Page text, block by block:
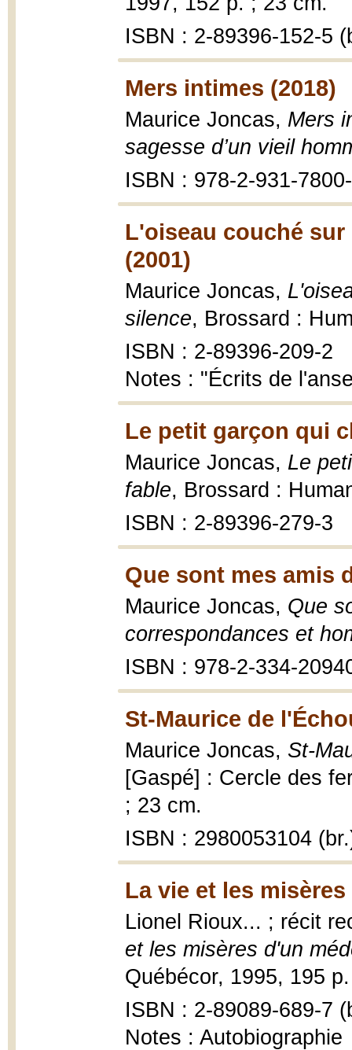
ISBN : 2-89396-152-5
Mers intimes (2018)
Maurice Joncas, Mers
sagesse d’un vieil
ISBN : 978-2-931-
L'oiseau couché
(2001)
Maurice Joncas,
silence, Brossard :
ISBN : 2-89396-209-2
Notes : "Écrits de
Le petit garçon qui
Maurice Joncas, Le
fable, Brossard :
ISBN : 2-89396-279-3
Que sont mes amis
Maurice Joncas, Que
correspondances et
ISBN : 978-2-334-
St-Maurice de
Maurice Joncas, St-
[Gaspé] : Cercle des
; 23 cm.
ISBN : 2980053104
La vie et les
Lionel Rioux... ; récit
et les misères d'un
Québécor, 1995, 195
ISBN : 2-89089-689-7
Notes : Autobiographie